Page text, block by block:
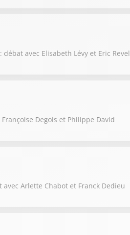
avec Elisabeth Lévy et Eric Revel
Degois et Philippe David
Arlette Chabot et Franck Dedieu